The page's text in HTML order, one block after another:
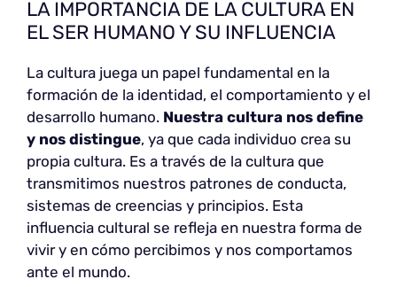
LA IMPORTANCIA DE LA CULTURA EN
EL SER HUMANO Y SU INFLUENCIA
La cultura juega un papel fundamental en la
formación de la identidad, el comportamiento y el
desarrollo humano. Nuestra cultura nos define
y nos distingue, ya que cada individuo crea su
propia cultura. Es a través de la cultura que
transmitimos nuestros patrones de conducta,
sistemas de creencias y principios. Esta
influencia cultural se refleja en nuestra forma de
vivir y en cómo percibimos y nos comportamos
ante el mundo.